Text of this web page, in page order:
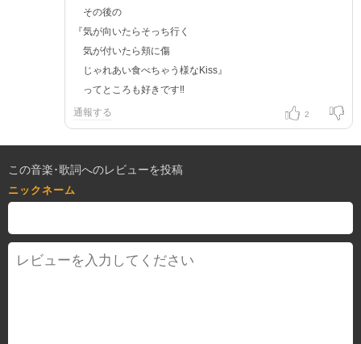
その後の
『気が向いたらそっち行く
気が付いたら頬に傷
じゃれあい食べちゃう様なKiss』
ってところも好きです‼
通報する 2
この音楽･歌詞へのレビューを投稿
ニックネーム